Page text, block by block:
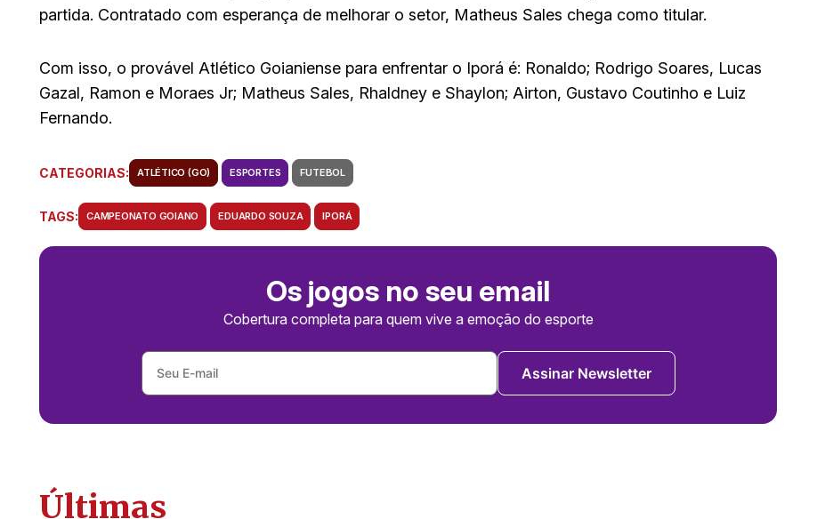
partida. Contratado com esperança de melhorar o setor, Matheus Sales chega como titular.
Com isso, o provável Atlético Goianiense para enfrentar o Iporá é: Ronaldo; Rodrigo Soares, Lucas
Gazal, Ramon e Moraes Jr; Matheus Sales, Rhaldney e Shaylon; Airton, Gustavo Coutinho e Luiz
Fernando.
CATEGORIAS: ATLÉTICO (GO) ESPORTES FUTEBOL
TAGS: CAMPEONATO GOIANO EDUARDO SOUZA IPORÁ
Os jogos no seu email
Cobertura completa para quem vive a emoção do esporte
Assinar Newsletter
Últimas